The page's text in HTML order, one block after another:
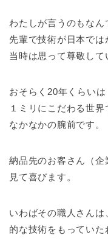
わたしが言うのもなん
先輩で技術が日本では
当時は思って尊敬して
おそらく20年くらいは
１ミリにこだわる世
なかなかの腕前です。
納品先のお客さん（
見て喜びます。
いわばその職人さん
的な技術をもっていた